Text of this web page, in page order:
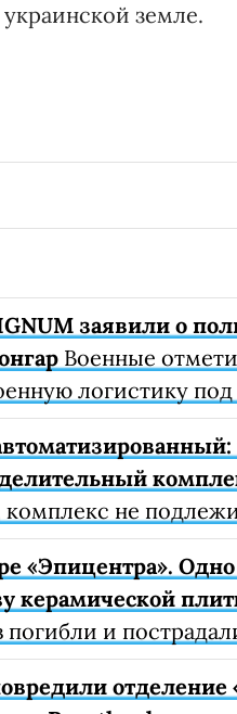
земле.
заявили о
Военные
логистику
не
«Эпицентра».
керамической
и